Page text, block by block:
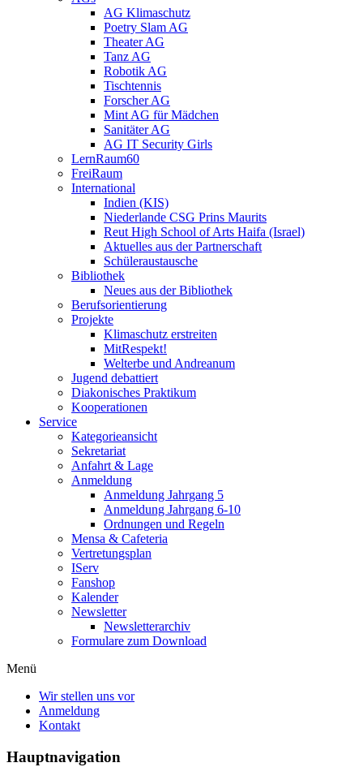
AG Klimaschutz
Poetry Slam AG
Theater AG
Tanz AG
Robotik AG
Tischtennis
Forscher AG
Mint AG für Mädchen
Sanitäter AG
AG IT Security Girls
LernRaum60
FreiRaum
International
Indien (KIS)
Niederlande CSG Prins Maurits
Reut High School of Arts Haifa (Israel)
Aktuelles aus der Partnerschaft
Schüleraustausche
Bibliothek
Neues aus der Bibliothek
Berufsorientierung
Projekte
Klimaschutz erstreiten
MitRespekt!
Welterbe und Andreanum
Jugend debattiert
Diakonisches Praktikum
Kooperationen
Service
Kategorieansicht
Sekretariat
Anfahrt & Lage
Anmeldung
Anmeldung Jahrgang 5
Anmeldung Jahrgang 6-10
Ordnungen und Regeln
Mensa & Cafeteria
Vertretungsplan
IServ
Fanshop
Kalender
Newsletter
Newsletterarchiv
Formulare zum Download
Menü
Wir stellen uns vor
Anmeldung
Kontakt
Hauptnavigation